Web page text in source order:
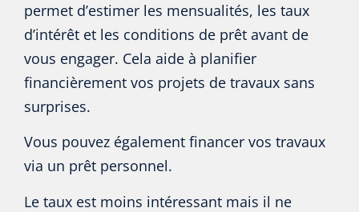
permet d’estimer les mensualités, les taux
d’intérêt et les conditions de prêt avant de
vous engager. Cela aide à planifier
financièrement vos projets de travaux sans
surprises.
Vous pouvez également financer vos travaux
via un prêt personnel.
Le taux est moins intéressant mais il ne